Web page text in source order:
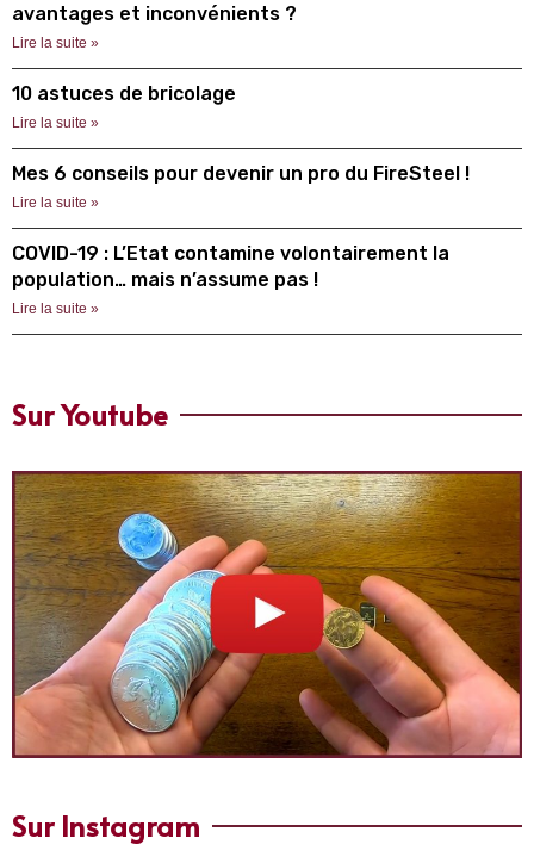
avantages et inconvénients ?
Lire la suite »
10 astuces de bricolage
Lire la suite »
Mes 6 conseils pour devenir un pro du FireSteel !
Lire la suite »
COVID-19 : L’Etat contamine volontairement la
population… mais n’assume pas !
Lire la suite »
Sur Youtube
Sur Instagram